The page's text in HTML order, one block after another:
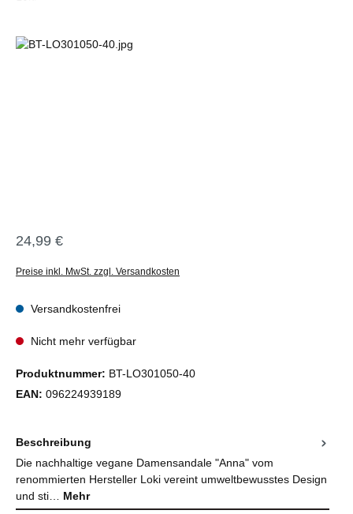
Bildergalerie überspringen
Regulärer Preis:
24,99 €
Preise inkl. MwSt. zzgl. Versandkosten
Versandkostenfrei
Nicht mehr verfügbar
Produktnummer: BT-LO301050-40
EAN: 096224939189
Beschreibung
Die nachhaltige vegane Damensandale "Anna" vom
renommierten Hersteller Loki vereint umweltbewusstes Design
und sti… Mehr